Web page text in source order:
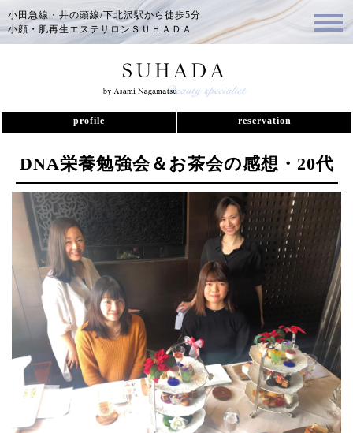
小田急線・井の頭線/下北沢駅から徒歩5分
小顔・肌再生エステサロンＳＵＨＡＤＡ
profile reservation
DNA栄養勉強会＆お茶会の感想・20代